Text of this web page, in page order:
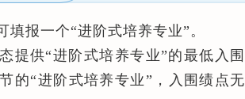
填报一个“进阶式培养专业”。
提供“进阶式培养专业”的最低入围
的“进阶式培养专业”，入围绩点无